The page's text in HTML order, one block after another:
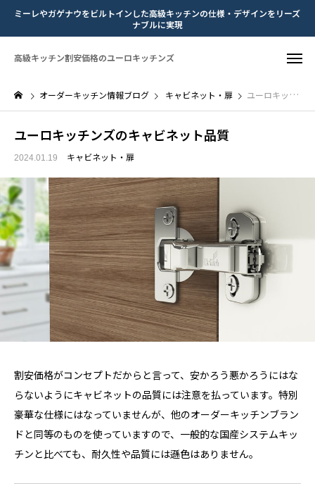
ミーレやガゲナウをビルトインした高級キッチンの仕様・デザインをリーズ
ナブルに実現
高級キッチン割安価格のユーロキッチンズ
オーダーキッチン情報ブログ キャビネット・扉 ユーロキッチンズのキャビネット品質
ユーロキッチンズのキャビネット品質
2024.01.19 キャビネット・扉
割安価格がコンセプトだからと言って、安かろう悪かろうにはな
らないようにキャビネットの品質には注意を払っています。特別
豪華な仕様にはなっていませんが、他のオーダーキッチンブラン
ドと同等のものを使っていますので、一般的な国産システムキッ
チンと比べても、耐久性や品質には遜色はありません。